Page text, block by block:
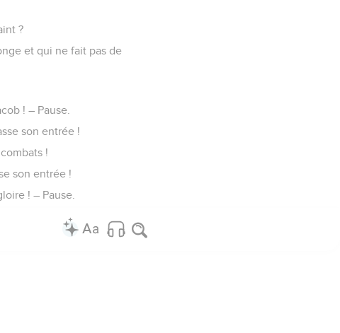
?
et qui ne fait pas de
! – Pause.
son entrée !
!
son entrée !
! – Pause.